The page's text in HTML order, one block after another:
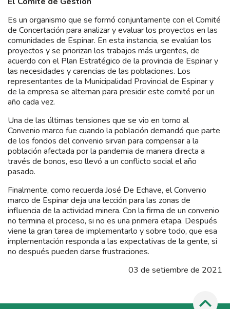
Es un organismo que se formó conjuntamente con el Comité
de Concertación para analizar y evaluar los proyectos en las
comunidades de Espinar. En esta instancia, se evalúan los
proyectos y se priorizan los trabajos más urgentes, de
acuerdo con el Plan Estratégico de la provincia de Espinar y
las necesidades y carencias de las poblaciones. Los
representantes de la Municipalidad Provincial de Espinar y
de la empresa se alternan para presidir este comité por un
año cada vez.
Una de las últimas tensiones que se vio en torno al
Convenio marco fue cuando la población demandó que parte
de los fondos del convenio sirvan para compensar a la
población afectada por la pandemia de manera directa a
través de bonos, eso llevó a un conflicto social el año
pasado.
Finalmente, como recuerda José De Echave, el Convenio
marco de Espinar deja una lección para las zonas de
influencia de la actividad minera. Con la firma de un convenio
no termina el proceso, si no es una primera etapa. Después
viene la gran tarea de implementarlo y sobre todo, que esa
implementación responda a las expectativas de la gente, si
no después pueden darse frustraciones.
03 de setiembre de 2021